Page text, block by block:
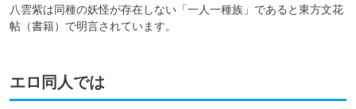
八雲紫は同種の妖怪が存在しない「一人一種族」であると東方文花
帖（書籍）で明言されています。
エロ同人では